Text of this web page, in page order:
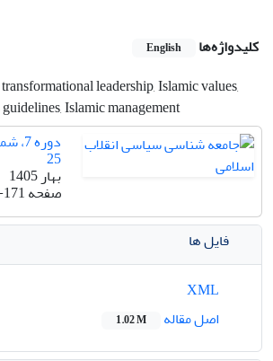
کلیدواژه‌ها English
leadership, Islamic values,
Islamic management
25
بهار 1405
صفحه
فایل ها
اصل مقاله
1.02 M